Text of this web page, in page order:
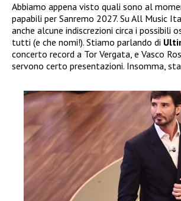
Abbiamo appena visto quali sono al
papabili per Sanremo 2027. Su All Music
anche alcune indiscrezioni circa i possibili
tutti (e che nomi!). Stiamo parlando di
concerto record a Tor Vergata, e Vasco
servono certo presentazioni. Insomma,